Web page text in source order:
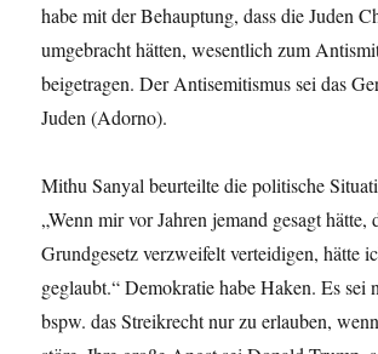
habe mit der Behauptung, dass die Juden
umgebracht hätten, wesentlich zum
beigetragen. Der Antisemitismus sei das
Juden (Adorno).
Mithu Sanyal beurteilte die politische
„Wenn mir vor Jahren jemand gesagt hätte,
Grundgesetz verzweifelt verteidigen, hätte
geglaubt.“ Demokratie habe Haken. Es sei
bspw. das Streikrecht nur zu erlauben,